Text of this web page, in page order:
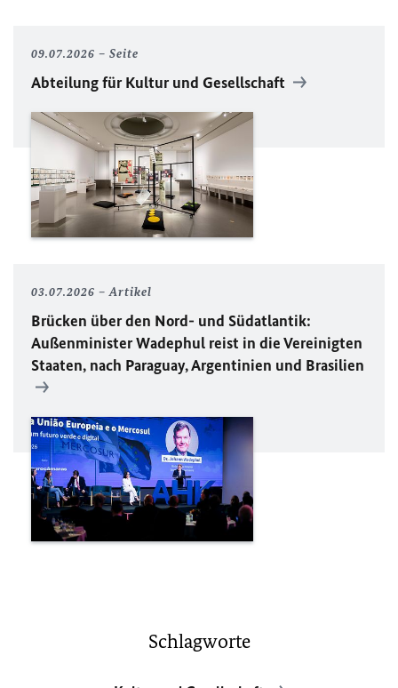
09.07.2026 Seite
Abteilung für Kultur und Gesellschaft
03.07.2026 Artikel
Brücken über den Nord- und Südatlantik:
Außenminister Wadephul reist in die Vereinigten
Staaten, nach Paraguay, Argentinien und Brasilien
Schlagworte